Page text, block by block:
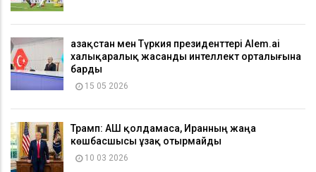
Қазақстан мен Түркия президенттері Alem.ai
халықаралық жасанды интеллект орталығына
барды
15 05 2026
Трамп: АҚШ қолдамаса, Иранның жаңа
көшбасшысы ұзақ отырмайды
10 03 2026